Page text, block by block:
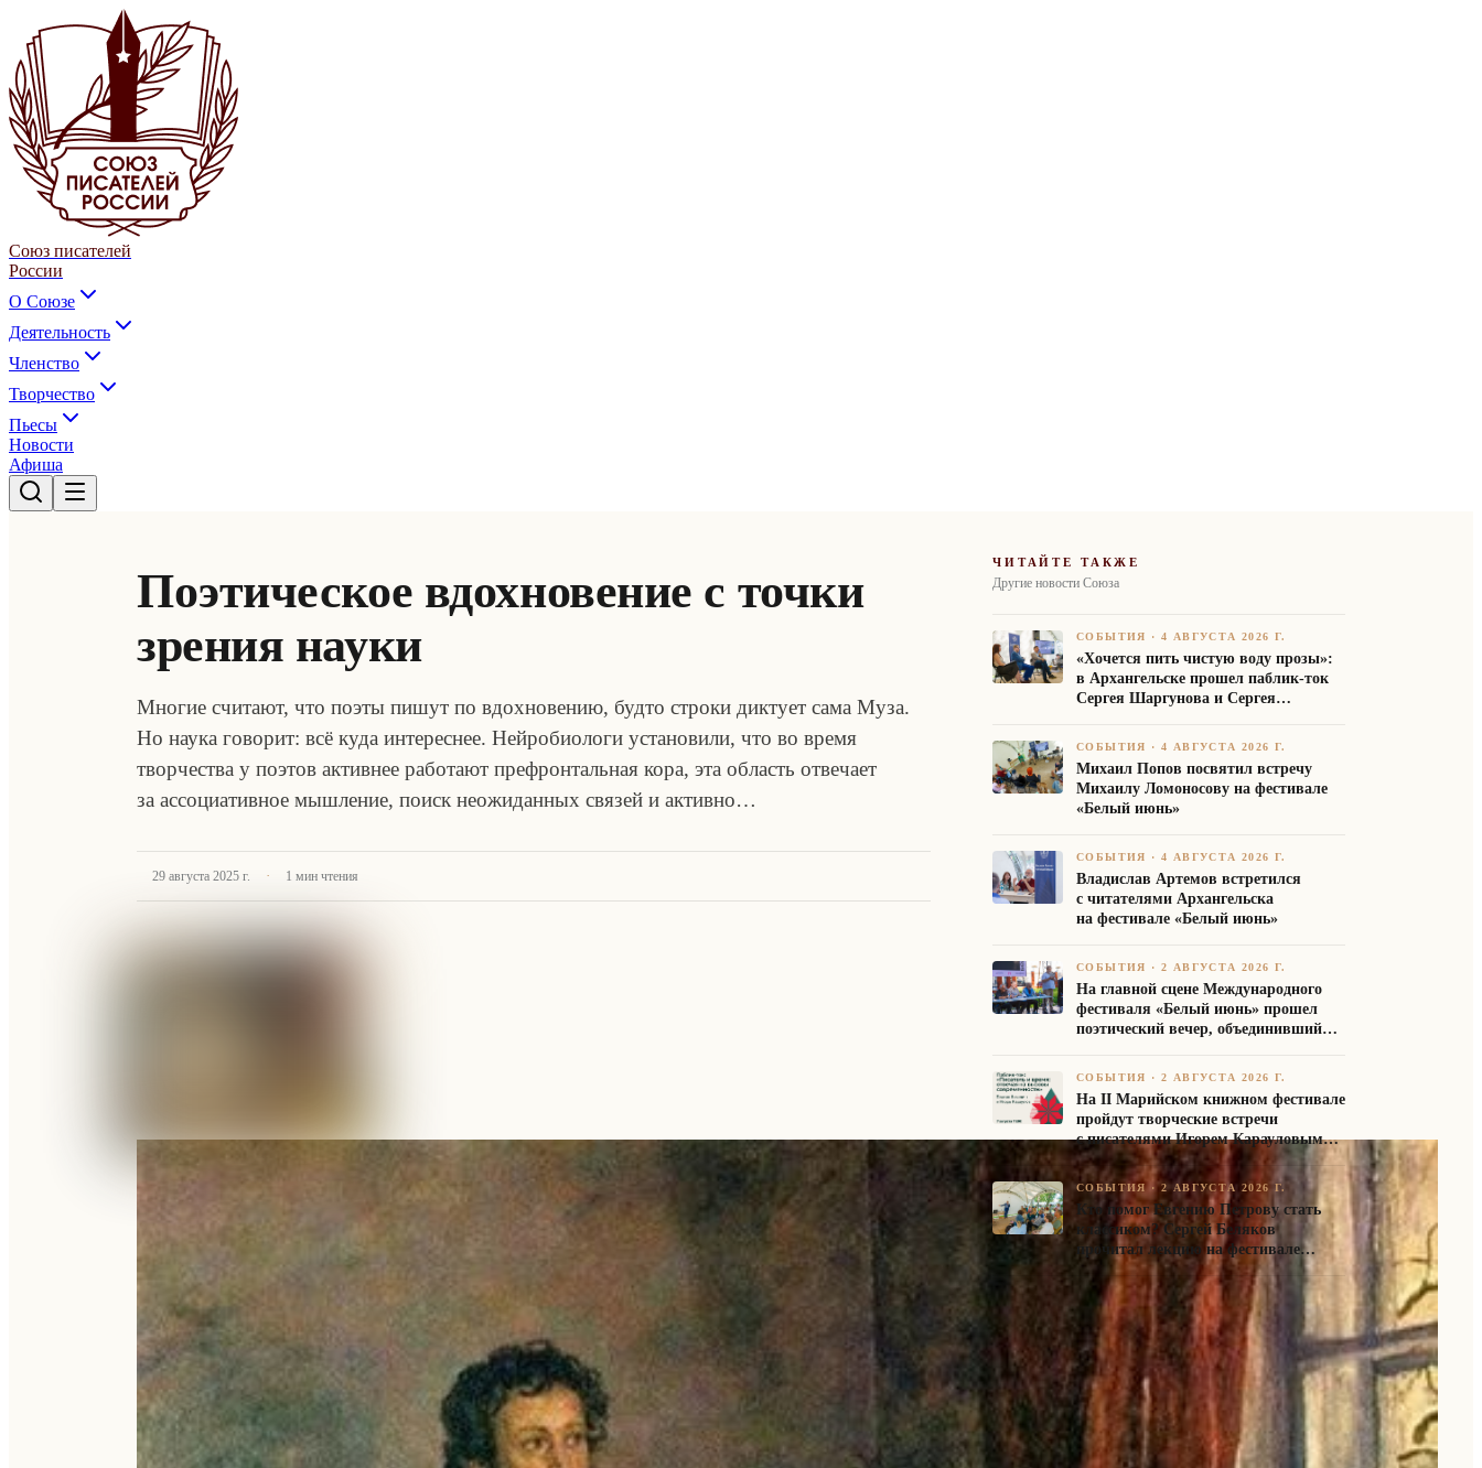
Союз писателей
России
О Союзе
Деятельность
Членство
Творчество
Пьесы
Новости
Афиша
Поэтическое вдохновение с точки
зрения науки
Многие считают, что поэты пишут по вдохновению, будто строки диктует сама Муза.
Но наука говорит: всё куда интереснее. Нейробиологи установили, что во время
творчества у поэтов активнее работают префронтальная кора, эта область отвечает
за ассоциативное мышление, поиск неожиданных связей и активно…
29 августа 2025 г. · 1 мин чтения
ЧИТАЙТЕ ТАКЖЕ
Другие новости Союза
СОБЫТИЯ ·4 АВГУСТА 2026 Г.
«Хочется пить чистую воду прозы»:
в Архангельске прошел паблик-ток
Сергея Шаргунова и Сергея
СОБЫТИЯ ·4 АВГУСТА 2026 Г.
Михаил Попов посвятил встречу
Михаилу Ломоносову на фестивале
«Белый июнь»
СОБЫТИЯ ·4 АВГУСТА 2026 Г.
Владислав Артемов встретился
с читателями Архангельска
на фестивале «Белый июнь»
СОБЫТИЯ ·2 АВГУСТА 2026 Г.
На главной сцене Международного
фестиваля «Белый июнь» прошел
поэтический вечер, объединивший
СОБЫТИЯ ·2 АВГУСТА 2026 Г.
На II Марийском книжном фестивале
пройдут творческие встречи
с писателями Игорем Карауловым
и Платоном Бесединым
СОБЫТИЯ ·2 АВГУСТА 2026 Г.
Кто помог Евгению Петрову стать
классиком? Сергей Беляков
прочитал лекцию на фестивале
«Белый июнь»